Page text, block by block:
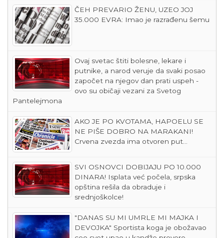
ČEH PREVARIO ŽENU, UZEO JOJ
35.000 EVRA: Imao je razrađenu šemu
Ovaj svetac štiti bolesne, lekare i
putnike, a narod veruje da svaki posao
započet na njegov dan prati uspeh -
ovo su običaji vezani za Svetog
Pantelejmona
AKO JE PO KVOTAMA, HAPOELU SE
NE PIŠE DOBRO NA MARAKANI!
Crvena zvezda ima otvoren put...
SVI OSNOVCI DOBIJAJU PO 10.000
DINARA! Isplata već počela, srpska
opština rešila da obraduje i
srednjoškolce!
"DANAS SU MI UMRLE MI MAJKA I
DEVOJKA" Sportista koga je obožavao